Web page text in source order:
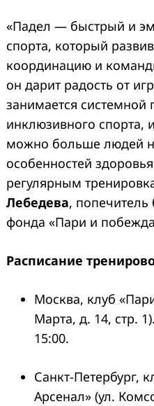
«Падел — быстрый и
спорта, который
координацию и
он дарит радость от
занимается системной
инклюзивного спорта,
можно больше людей
особенностей
регулярным
Лебедева, попечитель
фонда «Пари и
Расписание
Москва, клуб
Марта, д. 14, стр.
15:00.
Санкт-Петербург,
Арсенал» (ул.